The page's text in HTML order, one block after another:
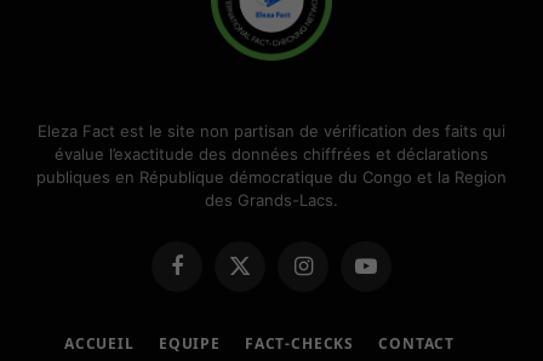
Eleza Fact est le site non partisan de vérification des faits qui
évalue l’exactitude des données chiffrées et déclarations
publiques en République démocratique du Congo et la Region
des Grands-Lacs.
Facebook
X
InstagramYoutube
ACCUEIL EQUIPE FACT-CHECKS CONTACT